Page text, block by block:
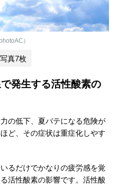
）
写真7枚
発生する活性酸素の
の低下、夏バテになる危険が
ど、その症状は重症化しやす
るだけでかなりの疲労感を覚
活性酸素の影響です。活性酸